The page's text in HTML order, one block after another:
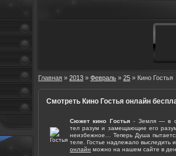
Главная » 2013 » Февраль » 25 » Кино Гостья
Смотреть Кино Гостья онлайн
Сюжет кино Гостья- Земля — в
тел разум и замещающие его
неизбежное… Теперь Душа
теле. Гостье надлежало выследить
онлайн можно на нашем сайте в